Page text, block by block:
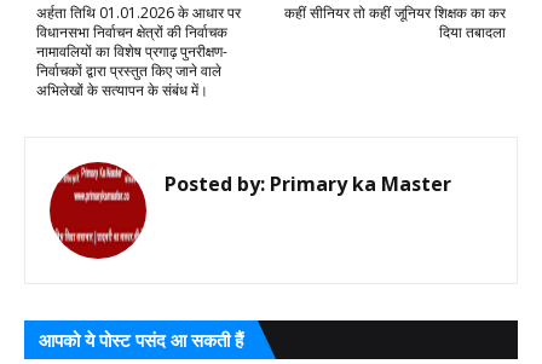
कहीं सीनियर तो कहीं जूनियर शिक्षक का कर
दिया तबादला
अर्हता तिथि 01.01.2026 के आधार पर
विधानसभा निर्वाचन क्षेत्रों की निर्वाचक
नामावलियों का विशेष प्रगाढ़ पुनरीक्षण-
निर्वाचकों द्वारा प्रस्तुत किए जाने वाले
अभिलेखों के सत्यापन के संबंध में।
Posted by: Primary ka Master
आपको ये पोस्ट पसंद आ सकती हैं